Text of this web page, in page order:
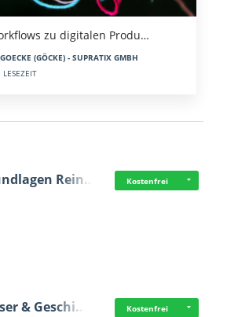
zu digitalen Produ…
(GÖCKE) - SUPRATIX GMBH
Rein… Kostenfrei
& Geschi… Kostenfrei